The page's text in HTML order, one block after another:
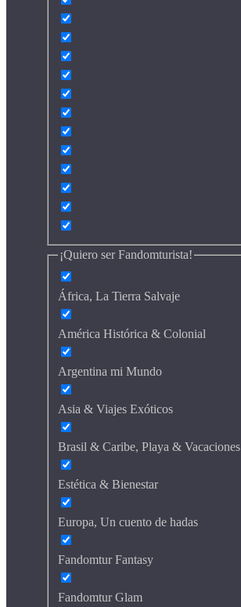
¡Quiero ser Fandomturista!
África, La Tierra Salvaje
América Histórica & Colonial
Argentina mi Mundo
Asia & Viajes Exóticos
Brasil & Caribe, Playa & Vacaciones
Estética & Bienestar
Europa, Un cuento de hadas
Fandomtur Fantasy
Fandomtur Glam